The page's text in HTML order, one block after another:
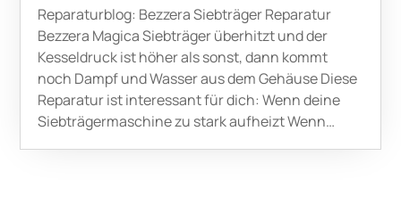
Reparaturblog: Bezzera Siebträger Reparatur
Bezzera Magica Siebträger überhitzt und der
Kesseldruck ist höher als sonst, dann kommt
noch Dampf und Wasser aus dem Gehäuse Diese
Reparatur ist interessant für dich: Wenn deine
Siebträgermaschine zu stark aufheizt Wenn…